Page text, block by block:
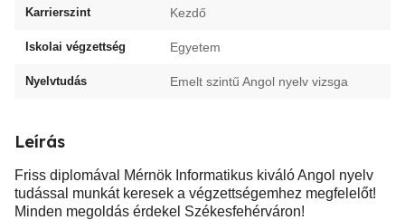
Karrierszint Kezdő
Iskolai végzettség Egyetem
Nyelvtudás Emelt szintű Angol nyelv vizsga
Leírás
Friss diplomával Mérnök Informatikus kiváló Angol nyelv
tudással munkát keresek a végzettségemhez megfelelőt!
Minden megoldás érdekel Székesfehérváron!